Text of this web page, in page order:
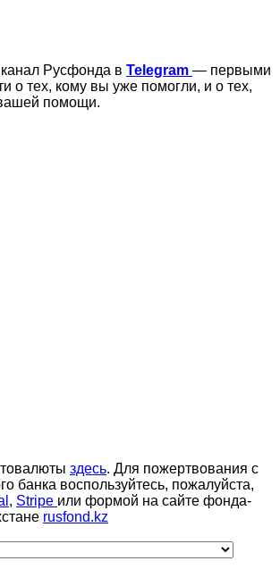
Русфонда в Telegram — первыми
о тех, кому вы уже помогли, и о тех,
помощи.
здесь. Для пожертвования с
банка воспользуйтесь, пожалуйста,
, Stripe или формой на сайте фонда-
rusfond.kz